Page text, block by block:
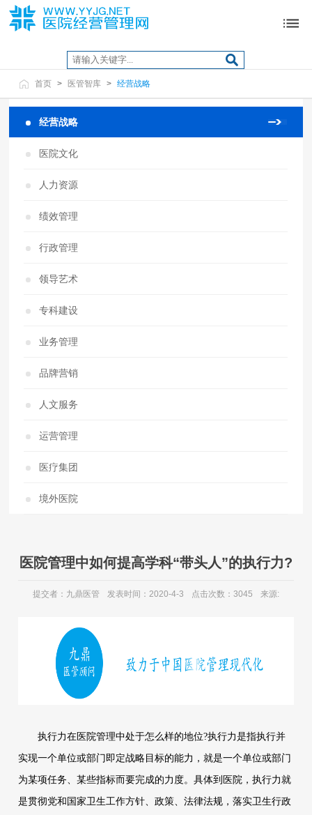
首页 > 医管智库 > 经营战略
经营战略
医院文化
人力资源
绩效管理
行政管理
领导艺术
专科建设
业务管理
品牌营销
人文服务
运营管理
医疗集团
境外医院
医院管理中如何提高学科“带头人”的执行力?
提交者：九鼎医管 发表时间：2020-4-3 点击次数：3045 来源:
执行力在医院管理中处于怎么样的地位?执行力是指执行并
实现一个单位或部门即定战略目标的能力，就是一个单位或部门
为某项任务、某些指标而要完成的力度。具体到医院，执行力就
是贯彻党和国家卫生工作方针、政策、法律法规，落实卫生行政